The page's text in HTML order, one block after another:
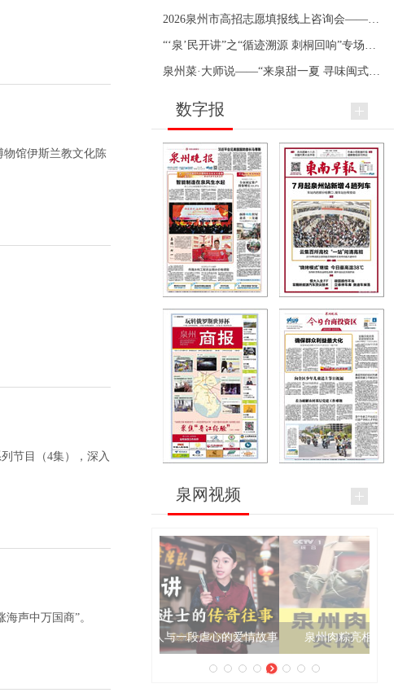
物馆伊斯兰教文化陈
节目（4集），深入
声中万国商”。
数字报
泉网视频
泉州肉粽亮相央视《新闻联播》